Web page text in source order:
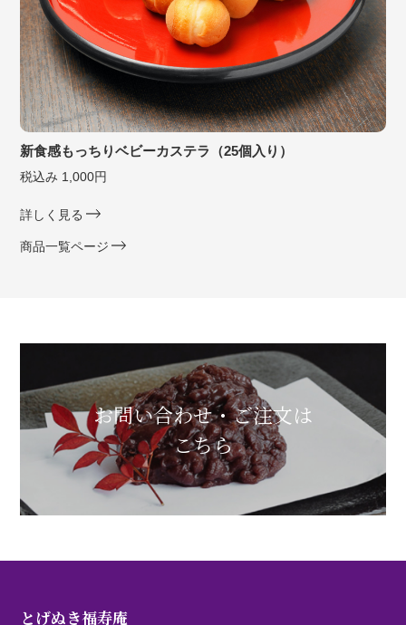
新食感もっちりベビーカステラ（25個入り）
税込み 1,000円
詳しく見る
商品一覧ページ
お問い合わせ・ご注文は
こちら
とげぬき福寿庵